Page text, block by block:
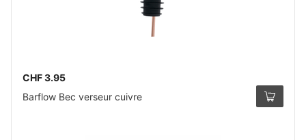
CHF 3.95
Barflow Bec verseur cuivre